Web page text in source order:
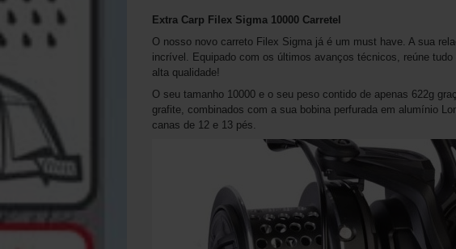
Extra Carp Filex Sigma 10000 Carretel
O nosso novo carreto Filex Sigma já é um must have. A sua
incrível. Equipado com os últimos avanços técnicos, reúne
alta qualidade!
O seu tamanho 10000 e o seu peso contido de apenas 622g
grafite, combinados com a sua bobina perfurada em alumínio
canas de 12 e 13 pés.